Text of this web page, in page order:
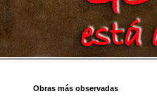
Obras más observadas